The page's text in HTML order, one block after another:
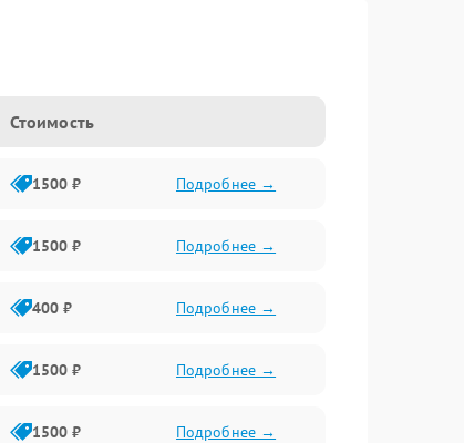
Стоимость
1500 ₽ Подробнее →
1500 ₽ Подробнее →
400 ₽ Подробнее →
1500 ₽ Подробнее →
1500 ₽ Подробнее →